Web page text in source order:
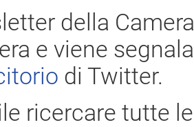
della
e viene
di Twitter.
ricercare tutte